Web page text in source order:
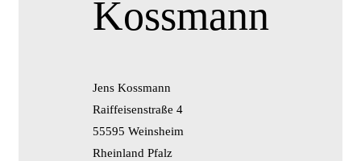
Kossmann
Jens Kossmann
Raiffeisenstraße 4
55595 Weinsheim
Rheinland Pfalz